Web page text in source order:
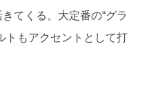
てくる。大定番の“グラ
トもアクセントとして打